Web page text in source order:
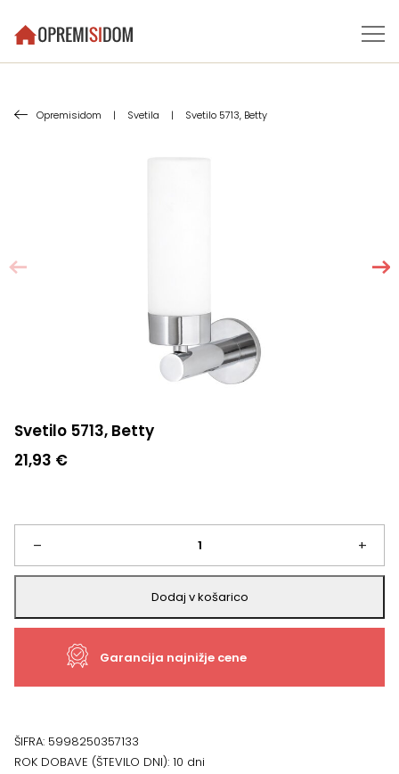
Opremisidom | Svetila | Svetilo 5713, Betty
Svetilo 5713, Betty
21,93 €
–
Svetilo
5713,
Betty
+
Dodaj v košarico
Garancija najnižje cene
ŠIFRA: 5998250357133
ROK DOBAVE (ŠTEVILO DNI): 10 dni